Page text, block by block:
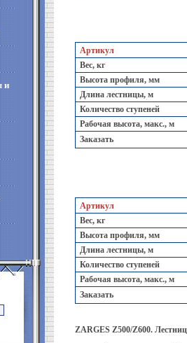
и
Артикул
Вес, кг
Высота профиля, мм
Длина лестницы, м
Количество ступеней
Рабочая высота, макс., м
Заказать
Артикул
Вес, кг
Высота профиля, мм
Длина лестницы, м
Количество ступеней
Рабочая высота, макс., м
Заказать
ZARGES Z500/Z600.